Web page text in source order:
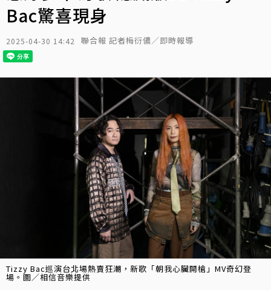
Bac驚喜現身
2025-04-30 14:42 聯合報 記者梅衍儂／即時報導
Tizzy Bac巡演台北場熱賣狂潮，新歌「朝我心臟開槍」MV奇幻登
場。圖／相信音樂提供